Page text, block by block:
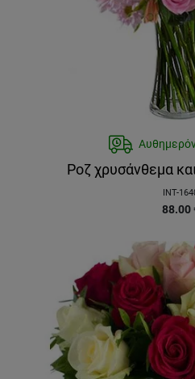
Ροζ χρυσάνθεμα
INT-
88.00